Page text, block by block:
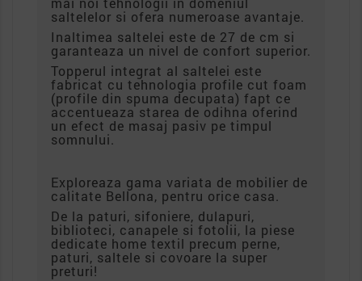
saltelelor si ofera numeroase avantaje.
Inaltimea saltelei este de 27 de cm si
garanteaza un nivel de confort superior.
Topperul integrat al saltelei este
fabricat cu tehnologia profile cut foam
(profile din spuma decupata) fapt ce
accentueaza starea de odihna oferind
un efect de masaj pasiv pe timpul
somnului.
Exploreaza gama variata de mobilier de
calitate Bellona, pentru orice casa.
De la paturi, sifoniere, dulapuri,
biblioteci, canapele si fotolii, la piese
dedicate home textil precum perne,
paturi, saltele si covoare la super
preturi!